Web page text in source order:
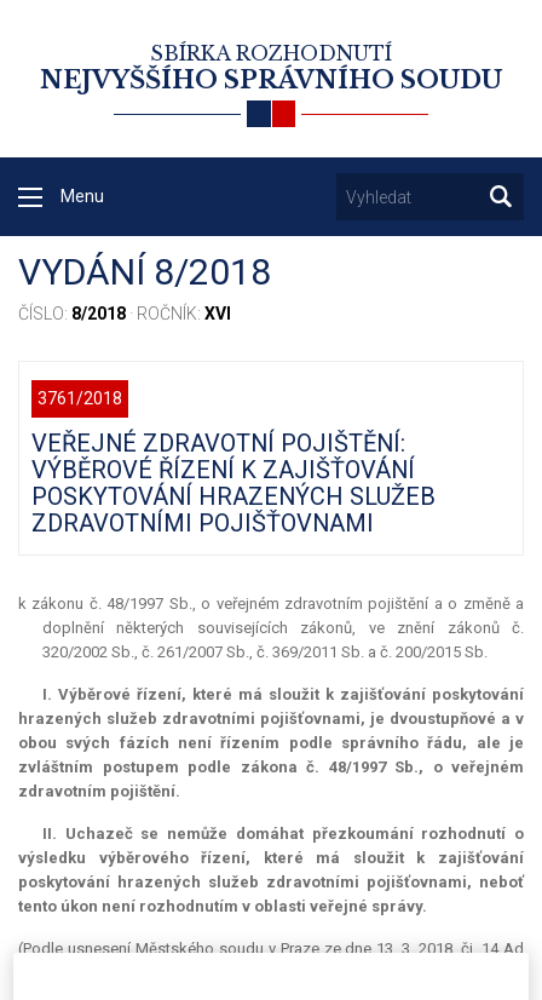
SBÍRKA ROZHODNUTÍ
NEJVYŠŠÍHO SPRÁVNÍHO SOUDU
Menu
VYDÁNÍ 8/2018
ČÍSLO: 8/2018 · ROČNÍK: XVI
3761/2018
VEŘEJNÉ ZDRAVOTNÍ POJIŠTĚNÍ:
VÝBĚROVÉ ŘÍZENÍ K ZAJIŠŤOVÁNÍ
POSKYTOVÁNÍ HRAZENÝCH SLUŽEB
ZDRAVOTNÍMI POJIŠŤOVNAMI
k zákonu č. 48/1997 Sb., o veřejném zdravotním pojištění a o změně a
doplnění některých souvisejících zákonů, ve znění zákonů č.
320/2002 Sb., č. 261/2007 Sb., č. 369/2011 Sb. a č. 200/2015 Sb.
I. Výběrové řízení, které má sloužit k zajišťování poskytování
hrazených služeb zdravotními pojišťovnami, je dvoustupňové a v
obou svých fázích není řízením podle správního řádu, ale je
zvláštním postupem podle zákona č. 48/1997 Sb., o veřejném
zdravotním pojištění.
II. Uchazeč se nemůže domáhat přezkoumání rozhodnutí o
výsledku výběrového řízení, které má sloužit k zajišťování
poskytování hrazených služeb zdravotními pojišťovnami, neboť
tento úkon není rozhodnutím v oblasti veřejné správy.
(Podle usnesení Městského soudu v Praze ze dne 13. 3. 2018, čj. 14 Ad